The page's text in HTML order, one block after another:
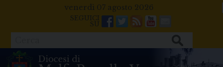
venerdì 07 agosto 2026
Facebook
Twitter
FeedsYoutube
Mail